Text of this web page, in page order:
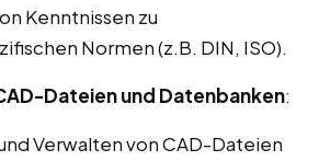
Kenntnissen zu
Normen (z.B. DIN, ISO).
Dateien und Datenbanken:
Verwalten von CAD-Dateien